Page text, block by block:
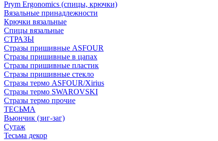
Prym Ergonomics (спицы, крючки)
Вязальные принадлежности
Крючки вязальные
Спицы вязальные
СТРАЗЫ
Стразы пришивные ASFOUR
Стразы пришивные в цапах
Стразы пришивные пластик
Стразы пришивные стекло
Стразы термо ASFOUR/Xirius
Стразы термо SWAROVSKI
Стразы термо прочие
ТЕСЬМА
Вьюнчик (зиг-заг)
Сутаж
Тесьма декор